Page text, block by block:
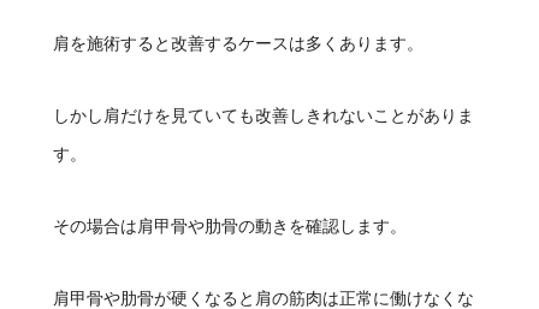
肩を施術すると改善するケースは多くあります。
しかし肩だけを見ていても改善しきれないことがありま
す。
その場合は肩甲骨や肋骨の動きを確認します。
肩甲骨や肋骨が硬くなると肩の筋肉は正常に働けなくな